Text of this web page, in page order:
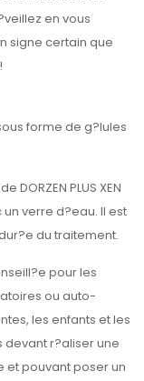
en vous
signe certain que
sous forme de g?lules
PLUS XEN
verre d?eau. Il est
du traitement.
pour les
ou auto-
les enfants et les
r?aliser une
et pouvant poser un